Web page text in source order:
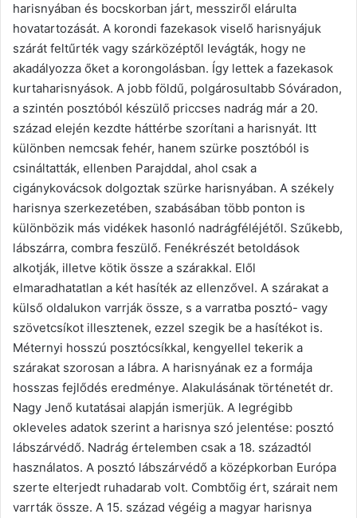
harisnyában és bocskorban járt, messziről elárulta
hovatartozását. A korondi fazekasok viselő harisnyájuk
szárát feltűrték vagy szárközéptől levágták, hogy ne
akadályozza őket a korongolásban. Így lettek a fazekasok
kurtaharisnyások. A jobb földű, polgárosultabb Sóváradon,
a szintén posztóból készülő priccses nadrág már a 20.
század elején kezdte háttérbe szorítani a harisnyát. Itt
különben nemcsak fehér, hanem szürke posztóból is
csináltatták, ellenben Parajddal, ahol csak a
cigánykovácsok dolgoztak szürke harisnyában. A székely
harisnya szerkezetében, szabásában több ponton is
különbözik más vidékek hasonló nadrágféléjétől. Szűkebb,
lábszárra, combra feszülő. Fenékrészét betoldások
alkotják, illetve kötik össze a szárakkal. Elől
elmaradhatatlan a két hasíték az ellenzővel. A szárakat a
külső oldalukon varrják össze, s a varratba posztó- vagy
szövetcsíkot illesztenek, ezzel szegik be a hasítékot is.
Méternyi hosszú posztócsíkkal, kengyellel tekerik a
szárakat szorosan a lábra. A harisnyának ez a formája
hosszas fejlődés eredménye. Alakulásának történetét dr.
Nagy Jenő kutatásai alapján ismerjük. A legrégibb
okleveles adatok szerint a harisnya szó jelentése: posztó
lábszárvédő. Nadrág értelemben csak a 18. századtól
használatos. A posztó lábszárvédő a középkorban Európa
szerte elterjedt ruhadarab volt. Combtőig ért, szárait nem
varrták össze. A 15. század végéig a magyar harisnya